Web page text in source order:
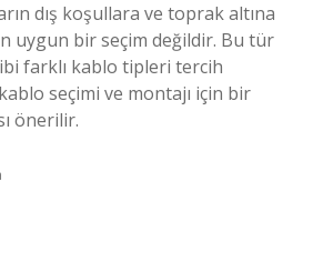
dış koşullara ve toprak altına
uygun bir seçim değildir. Bu tür
farklı kablo tipleri tercih
seçimi ve montajı için bir
önerilir.